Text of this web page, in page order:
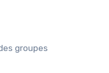
groupes